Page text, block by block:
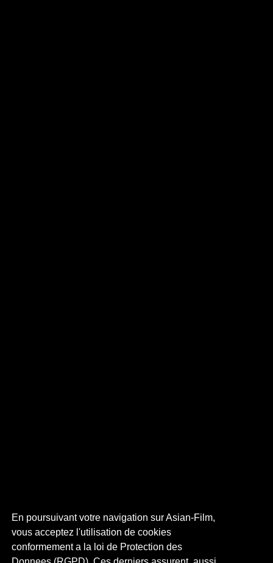
En poursuivant votre navigation sur Asian-Film,
vous acceptez l'utilisation de cookies
conformement a la loi de Protection des